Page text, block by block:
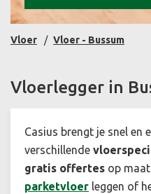
Vloer Vloer - Bussum
Vloerlegger in
Casius brengt je snel en
verschillende
gratis offertes op maat
parketvloer leggen of